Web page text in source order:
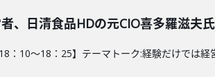
、日清食品HDの元CIO喜多羅滋夫
：10～18：25】テーマトーク:経験だけでは